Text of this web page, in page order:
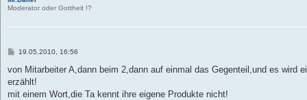
Moderator oder Gottheit !?
B
i
r
a
19.05.2010, 16:56
von Mitarbeiter A,dann beim 2,dann auf einmal das Gegenteil,und es wird
erzählt!
mit einem Wort,die Ta kennt ihre eigene Produkte nicht!